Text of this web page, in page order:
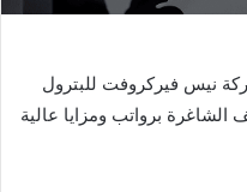
نيس فيركروفت للبترول
برواتب ومزايا عالية